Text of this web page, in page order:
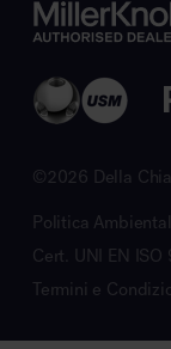
©2026 Della
Politica
Cert. UNI EN
Termini e